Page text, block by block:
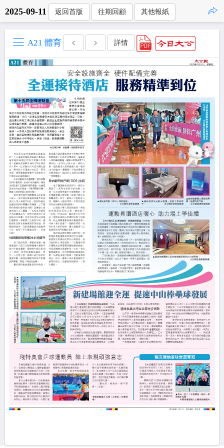
2025-09-11 返回首版 往期回顧 其他報紙
A21 體育 詳情